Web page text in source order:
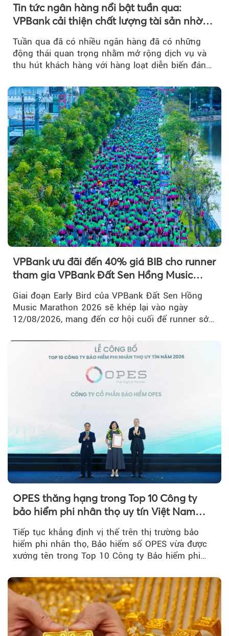
Tin tức ngân hàng nổi bật tuần qua:
VPBank cải thiện chất lượng tài sản nhờ
quản trị rủi ro và công nghệ
Tuần qua đã có nhiều ngân hàng đã có những
động thái quan trọng nhằm mở rộng dịch vụ và
thu hút khách hàng với hàng loạt diễn biến đáng
VPBank ưu đãi đến 40% giá BIB cho runner
tham gia VPBank Đất Sen Hồng Music
Giai đoạn Early Bird của VPBank Đất Sen Hồng
Music Marathon 2026 sẽ khép lại vào ngày
12/08/2026, mang đến cơ hội cuối để runner sở
OPES thăng hạng trong Top 10 Công ty
bảo hiểm phi nhân thọ uy tín Việt Nam
Tiếp tục khẳng định vị thế trên thị trường bảo
hiểm phi nhân thọ, Bảo hiểm số OPES vừa được
xướng tên trong Top 10 Công ty Bảo hiểm phi